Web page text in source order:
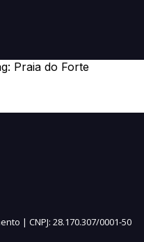
Praia do Forte
| CNPJ: 28.170.307/0001-50